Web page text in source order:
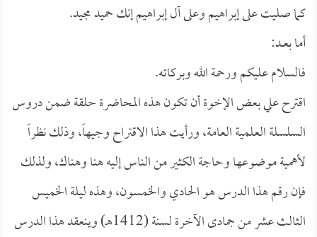
كما صليت على إبراهيم وعلى آل إبراهيم إنك حميد مجيد.
أما بعــد:
فالسلام عليكم ورحمة الله وبركاته.
اقترح علي بعض الإخوة أن تكون هذه المحاضرة حلقة ضمن دروس
السلسلة العلمية العامة، ورأيت هذا الاقتراح وجيهاً، وذلك نظراً
لأهمية موضوعها وحاجة الكثير من الناس إليه هنا وهناك، ولذلك
فإن رقم هذا الدرس هو الحادي والخمسون، وهذه ليلة الخميس
الثالث عشر من جمادى الآخرة لسنة (1412هـ) وينعقد هذا الدرس